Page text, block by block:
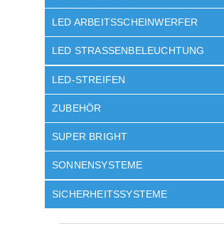
LED ARBEITSSCHEINWERFER
LED STRASSENBELEUCHTUNG
LED-STREIFEN
ZUBEHÖR
SUPER BRIGHT
SONNENSYSTEME
SICHERHEITSSYSTEME